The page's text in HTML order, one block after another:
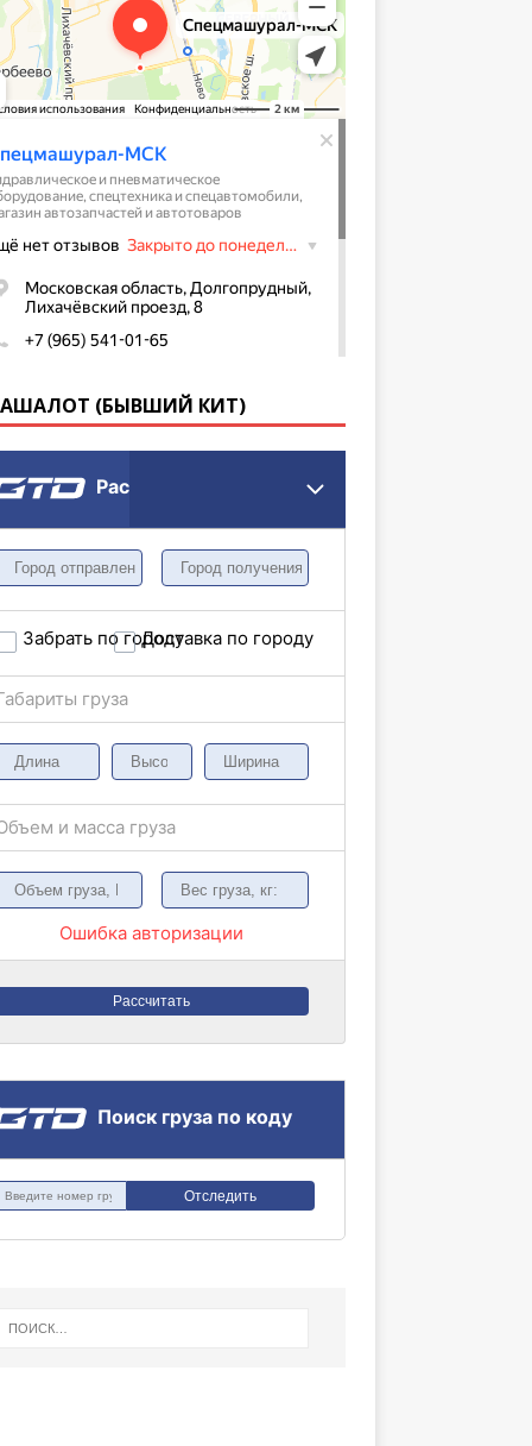
(БЫВШИЙ КИТ)
Расчет грузоперевозки
Забрать по городуДоставка по городу
груза
и масса груза
Ошибка авторизации
Рассчитать
Поиск груза по коду
Отследить